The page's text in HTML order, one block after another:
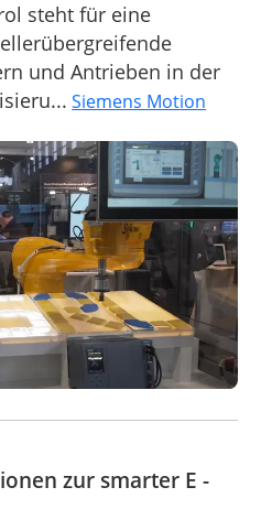
steht für eine
und Antrieben in der
Siemens Motion
zur smarter E -